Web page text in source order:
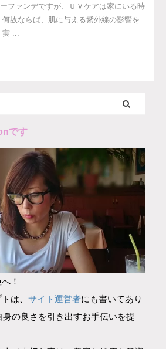
ファンデですが、ＵＶケアは家にいる時
故ならば、肌に与える紫外線の影響を
実 ...
です
！
は、 サイト運営者にも書いてあり
身の良さを引き出すお手伝いを提